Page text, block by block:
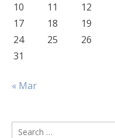
10
11 12
17
18 19
24
25 26
31
« Mar
Search